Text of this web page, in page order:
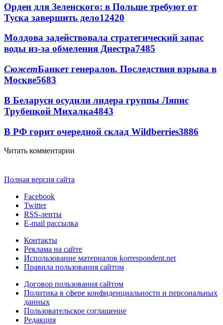
Орден для Зеленского: в Польше требуют от
Туска завершить дело12420
Молдова задействовала стратегический запас
воды из-за обмеления Днестра7485
СюжетБанкет генералов. Последствия взрыва в
Москве5683
В Беларуси осудили лидера группы Ляпис
Трубецкой Михалка4843
В РФ горит очередной склад Wildberries3886
Читать комментарии
Полная версия сайта
Facebook
Twitter
RSS-ленты
E-mail рассылка
Контакты
Реклама на сайте
Использование материалов korrespondent.net
Правила пользования сайтом
Договор пользования сайтом
Политика в сфере конфиденциальности и персональных
данных
Пользовательское соглашение
Редакция